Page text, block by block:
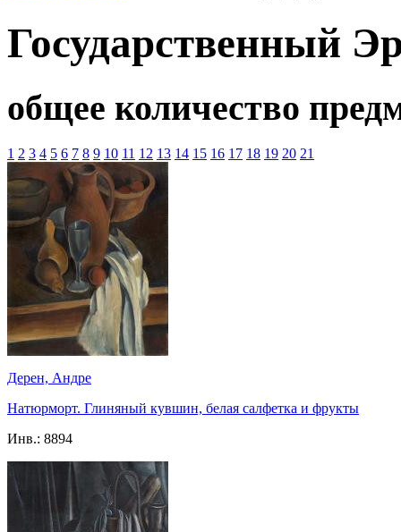
Государственный
oбщее количество
1 2 3 4 5 6 7 8 9 10 11 12 13 14 15 16 17 18 19 20 21
Дерен, Андре
Натюрморт. Глиняный кувшин, белая салфетка и фрукты
Инв.: 8894